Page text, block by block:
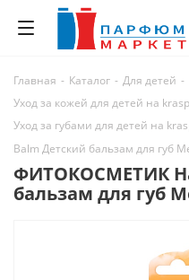
Главная - Каталог - Для детей -
Уход за кожей для детей на
Уход за губами для детей на
Balm Детский бальзам для губ
ФИТОКОСМЕТИК
бальзам для губ